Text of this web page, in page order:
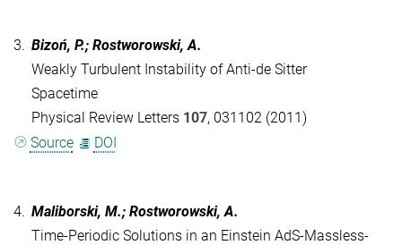
3. Bizoń, P.; Rostworowski, A.
Weakly Turbulent Instability of Anti-de Sitter
Spacetime
Physical Review Letters 107, 031102 (2011)
Source
DOI
4. Maliborski, M.; Rostworowski, A.
Time-Periodic Solutions in an Einstein AdS-Massless-